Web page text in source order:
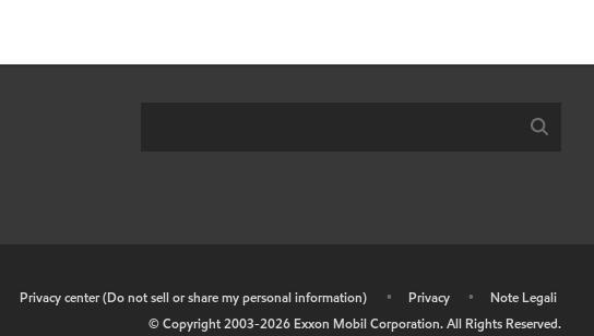
Privacy center (Do not sell or share my personal information) • Privacy •
Note Legali
© Copyright 2003-2026 Exxon Mobil Corporation. All Rights Reserved.